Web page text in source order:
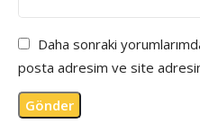
Daha sonraki
posta adresim ve site